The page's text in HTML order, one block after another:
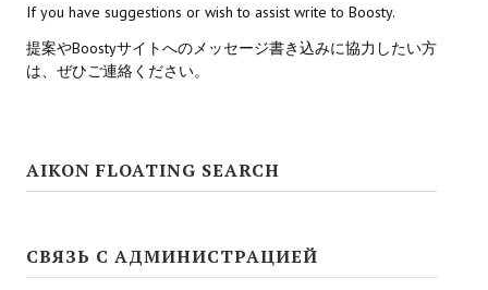
If you have suggestions or wish to assist write to Boosty.
提案やBoostyサイトへのメッセージ書き込みに協力したい方
は、ぜひご連絡ください。
AIKON FLOATING SEARCH
СВЯЗЬ С АДМИНИСТРАЦИЕЙ